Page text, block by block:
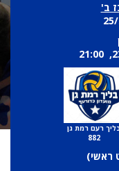
ב'
רעם רמת גן
882
ראשי)